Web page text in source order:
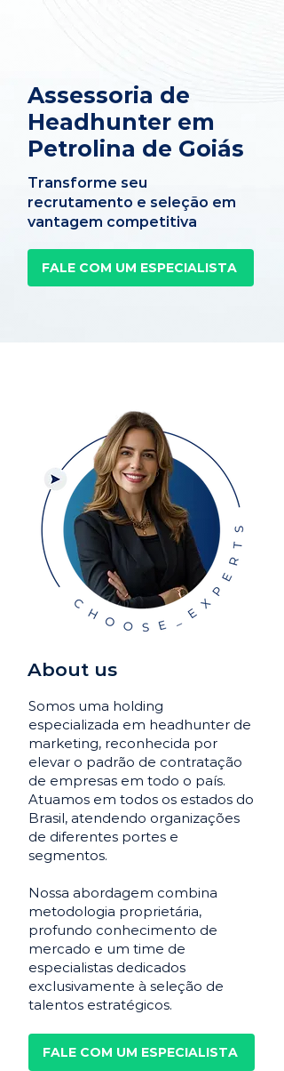
Assessoria de
Headhunter em
Petrolina de Goiás
Transforme seu
recrutamento e seleção em
vantagem competitiva
FALE COM UM ESPECIALISTA
About us
Somos uma holding
especializada em headhunter de
marketing, reconhecida por
elevar o padrão de contratação
de empresas em todo o país.
Atuamos em todos os estados do
Brasil, atendendo organizações
de diferentes portes e
segmentos.
Nossa abordagem combina
metodologia proprietária,
profundo conhecimento de
mercado e um time de
especialistas dedicados
exclusivamente à seleção de
talentos estratégicos.
FALE COM UM ESPECIALISTA